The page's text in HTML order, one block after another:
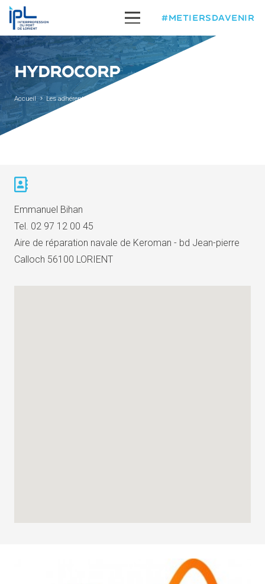
#METIERSDAVENIR
HYDROCORP
Accueil Les adhérents
Emmanuel Bihan
Tel. 02 97 12 00 45
Aire de réparation navale de Keroman - bd Jean-pierre
Calloch 56100 LORIENT